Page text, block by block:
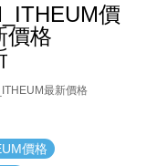
價
價格
最新價格
價格